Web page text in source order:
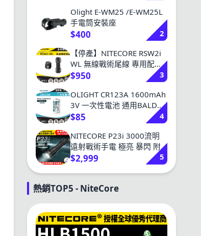
Olight E-WM25 /E-WM25L
手電筒安裝座
$400
2
【停產】NITECORE RSW2i
WL 無線戰術尾線 專用配件
P20iX P10iX P20i P30i
$950
3
OLIGHT CR123A 1600mAh
3V 一次性電池 通用BALDR
戰術燈 SUREFIRE
$85
4
NITECORE P23i 3000流明
遠射戰術手電 極亮 暴閃 附
電池 可充電
$2,999 5
熱銷TOP5 - NiteCore